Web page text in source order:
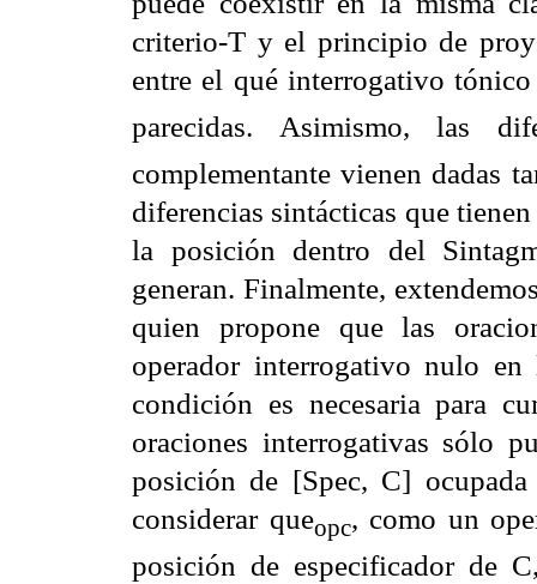
criterio-T y el principio de
entre el qué interrogativo
parecidas. Asimismo, las
complementante vienen dadas
diferencias sintácticas que
la posición dentro del
generan. Finalmente,
quien propone que las
operador interrogativo nulo
condición es necesaria para
oraciones interrogativas sólo
posición de [Spec, C]
considerar queopc, como un
posición de especificador de